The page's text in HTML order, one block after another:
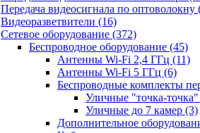
Передача видеосигнала по оптоволокну
Видеоразветвители (16)
Сетевое оборудование (372)
Беспроводное оборудование (45)
Антенны Wi-Fi 2,4 ГГц (11)
Антенны Wi-Fi 5 ГГц (6)
Беспроводные комплекты
Уличные "точка-точка"
Уличные до 7 камер (3)
Дополнительное